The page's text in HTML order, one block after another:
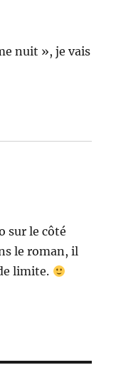
nuit », je vais
sur le côté
le roman, il
limite.